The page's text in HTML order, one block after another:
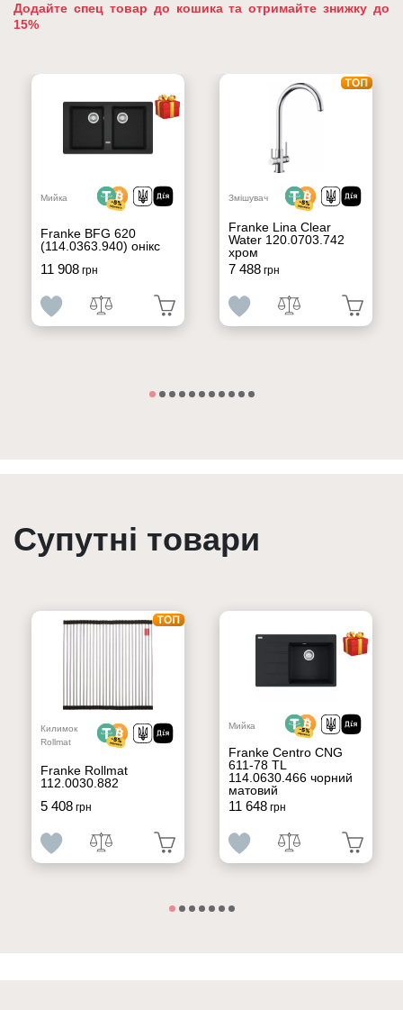
Додайте спец товар до кошика та отримайте знижку до
15%
Мийка
Franke BFG 620
(114.0363.940) онікс
11 908грн
Змішувач
Franke Lina Clear
Water 120.0703.742
хром
7 488грн
Супутні товари
Килимок
Rollmat
Franke Rollmat
112.0030.882
5 408грн
Мийка
Franke Centro CNG
611-78 TL
114.0630.466 чорний
матовий
11 648грн